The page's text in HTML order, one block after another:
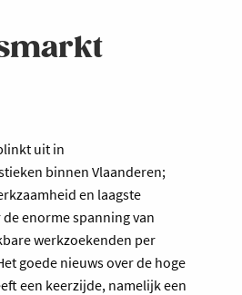
uit in
binnen Vlaanderen;
en laagste
enorme spanning van
werkzoekenden per
goede nieuws over de hoge
een keerzijde, namelijk een